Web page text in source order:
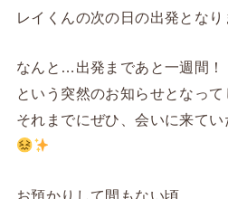
レイくんの次の日の出発となり
なんと…出発まであと一週間！
という突然のお知らせとなって
それまでにぜひ、会いに来て
お預かりして間もない頃、